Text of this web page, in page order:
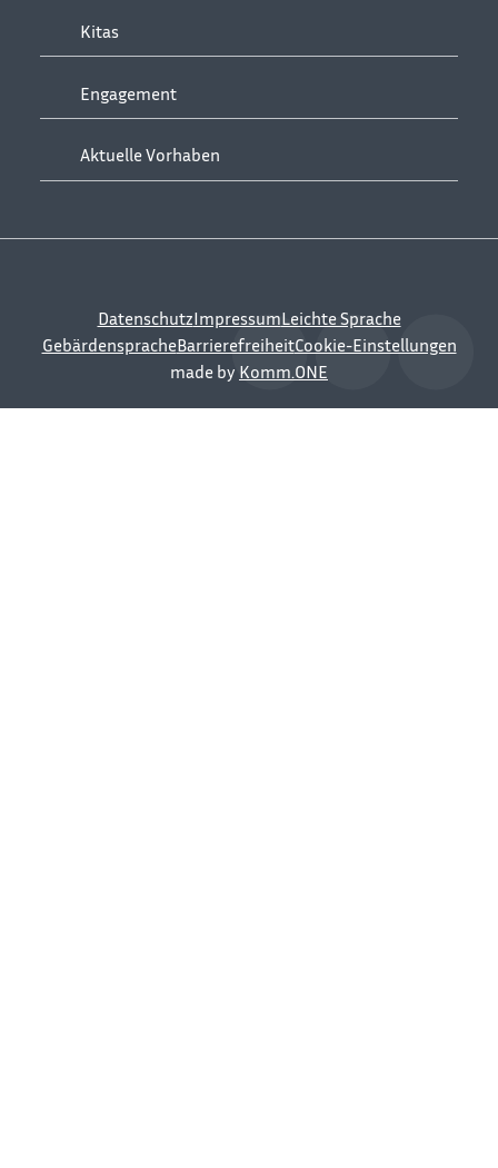
Kitas
Engagement
Aktuelle Vorhaben
DatenschutzImpressumLeichte Sprache
GebärdenspracheBarrierefreiheitCookie-Einstellungen
made by Komm.ONE